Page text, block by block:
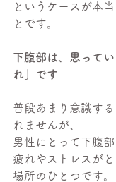
というケースが本
とです。
下腹部は、思って
れ」です
普段あまり意識する
れませんが、
男性にとって下腹部
疲れやストレスが
場所のひとつです。